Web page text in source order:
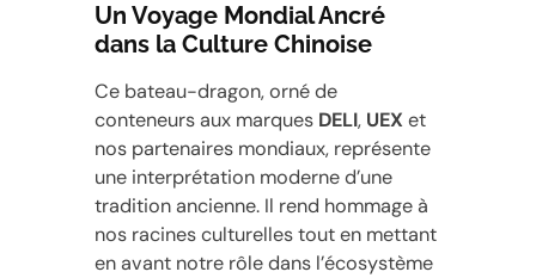
Un Voyage Mondial Ancré
dans la Culture Chinoise
Ce bateau-dragon, orné de
conteneurs aux marques DELI, UEX et
nos partenaires mondiaux, représente
une interprétation moderne d’une
tradition ancienne. Il rend hommage à
nos racines culturelles tout en mettant
en avant notre rôle dans l’écosystème